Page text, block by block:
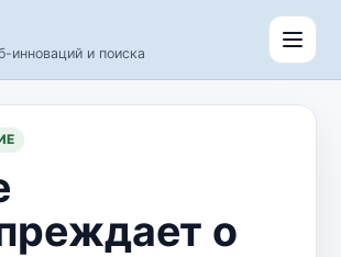
инноваций и поиска
о